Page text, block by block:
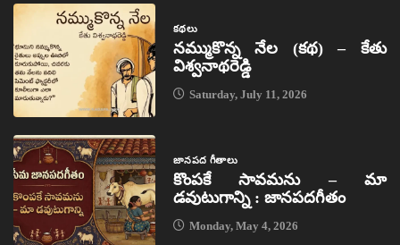
కథలు
నమ్ముకొన్న నేల (కథ) – కేతు
విశ్వనాథరెడ్డి
Saturday, July 11, 2026
జానపద గీతాలు
కొంపకే సావమను – మా
డవుటుగాన్ని : జానపదగీతం
Monday, May 4, 2026